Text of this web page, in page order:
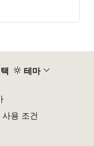
테마
사용 조건